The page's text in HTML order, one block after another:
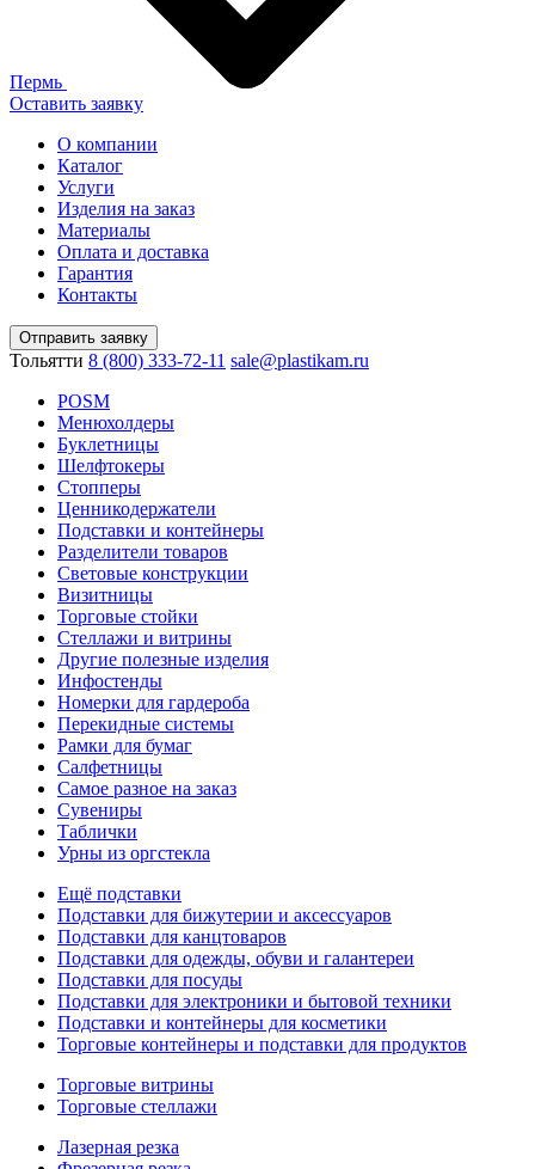
Пермь
Оставить заявку
О компании
Каталог
Услуги
Изделия на заказ
Материалы
Оплата и доставка
Гарантия
Контакты
Отправить заявку
Тольятти 8 (800) 333-72-11 sale@plastikam.ru
POSM
Менюхолдеры
Буклетницы
Шелфтокеры
Стопперы
Ценникодер­жа­те­ли
Подставки и контейнеры
Разделители товаров
Световые конструкции
Визитницы
Торговые стойки
Cтеллажи и витрины
Другие полезные изделия
Инфостенды
Номерки для гардероба
Перекидные системы
Рамки для бумаг
Салфетницы
Самое разное на заказ
Сувениры
Таблички
Урны из оргстекла
Ещё подставки
Подставки для бижутерии и аксессуаров
Подставки для канцтоваров
Подставки для одежды, обуви и галантереи
Подставки для посуды
Подставки для электроники и бытовой техники
Подставки и контейнеры для косметики
Торговые контейнеры и подставки для продуктов
Торговые витрины
Торговые стеллажи
Лазерная резка